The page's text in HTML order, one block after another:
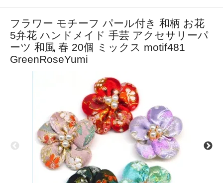
フラワー モチーフ パール付き 和柄 お花
5弁花 ハンドメイド 手芸 アクセサリーパ
ーツ 和風 春 20個 ミックス motif481
GreenRoseYumi